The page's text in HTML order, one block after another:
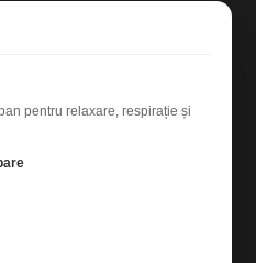
pentru relaxare, respirație și